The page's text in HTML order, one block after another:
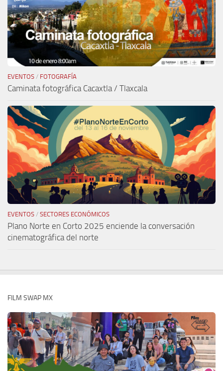
EVENTOS / FOTOGRAFÍA
Caminata fotográfica Cacaxtla / Tlaxcala
EVENTOS / SECTORES ECONÓMICOS
Plano Norte en Corto 2025 enciende la conversación
cinematográfica del norte
FILM SWAP MX